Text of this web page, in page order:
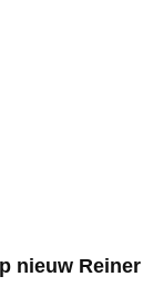
nieuw